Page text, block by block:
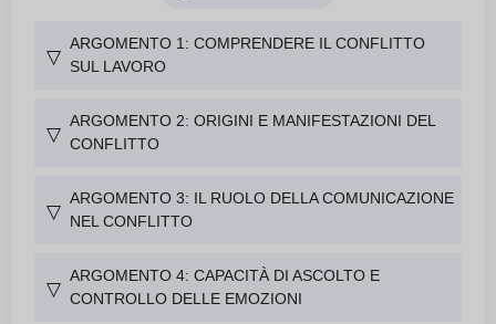
▽
ARGOMENTO 1: COMPRENDERE IL CONFLITTO
SUL LAVORO
▽
ARGOMENTO 2: ORIGINI E MANIFESTAZIONI DEL
CONFLITTO
▽
ARGOMENTO 3: IL RUOLO DELLA COMUNICAZIONE
NEL CONFLITTO
▽
ARGOMENTO 4: CAPACITÀ DI ASCOLTO E
CONTROLLO DELLE EMOZIONI